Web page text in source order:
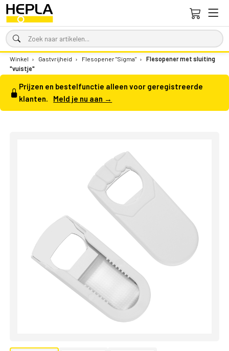
Winkel › Gastvrijheid › Flesopener "Sigma" ›
Flesopener met sluiting
"vuistje"
Prijzen en bestelfunctie alleen voor geregistreerde
klanten.
Meld je nu aan →